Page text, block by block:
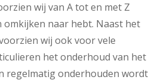
wij van A tot en met Z
omkijken naar hebt. Naast het
wij ook voor vele
het onderhoud van het
regelmatig onderhouden wordt